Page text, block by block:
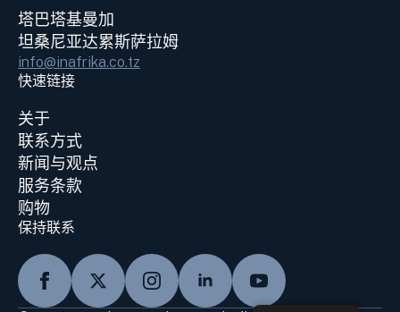
塔巴塔基曼加
坦桑尼亚达累斯萨拉姆
info@inafrika.co.tz
快速链接
关于
联系方式
新闻与观点
服务条款
购物
保持联系